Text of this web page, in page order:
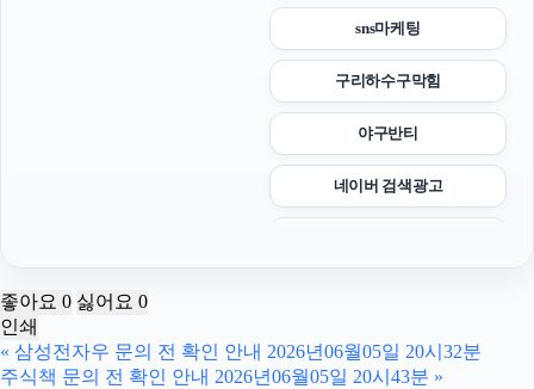
sns마케팅
구리하수구막힘
야구반티
네이버 검색광고
광고대행사
좋아요 0 싫어요 0
인쇄
« 삼성전자우 문의 전 확인 안내 2026년06월05일 20시32분
주식책 문의 전 확인 안내 2026년06월05일 20시43분 »